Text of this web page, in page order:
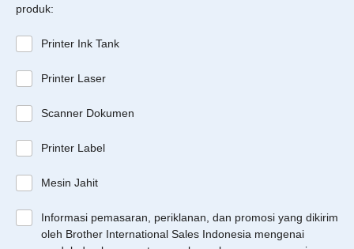
produk:
Printer Ink Tank
Printer Laser
Scanner Dokumen
Printer Label
Mesin Jahit
Informasi pemasaran, periklanan, dan promosi yang dikirim
oleh Brother International Sales Indonesia mengenai